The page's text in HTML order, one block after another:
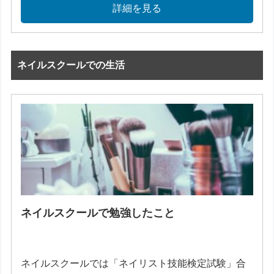
詳細を見る
ネイルスクールでの生活
ネイルスクールで勉強したこと
ネイルスクールでは「ネイリスト技能検定試験」合